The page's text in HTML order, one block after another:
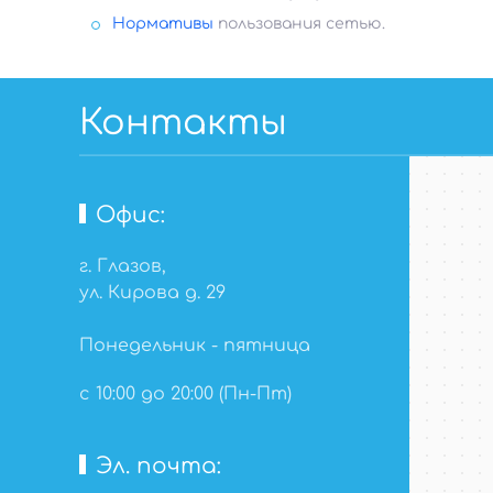
Нормативы пользования сетью.
Контакты
Офис:
г. Глазов,
ул. Кирова д. 29
Понедельник - пятница
с 10:00 до 20:00 (Пн-Пт)
Эл. почта: